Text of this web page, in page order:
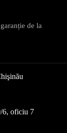
de la
6, oficiu 7